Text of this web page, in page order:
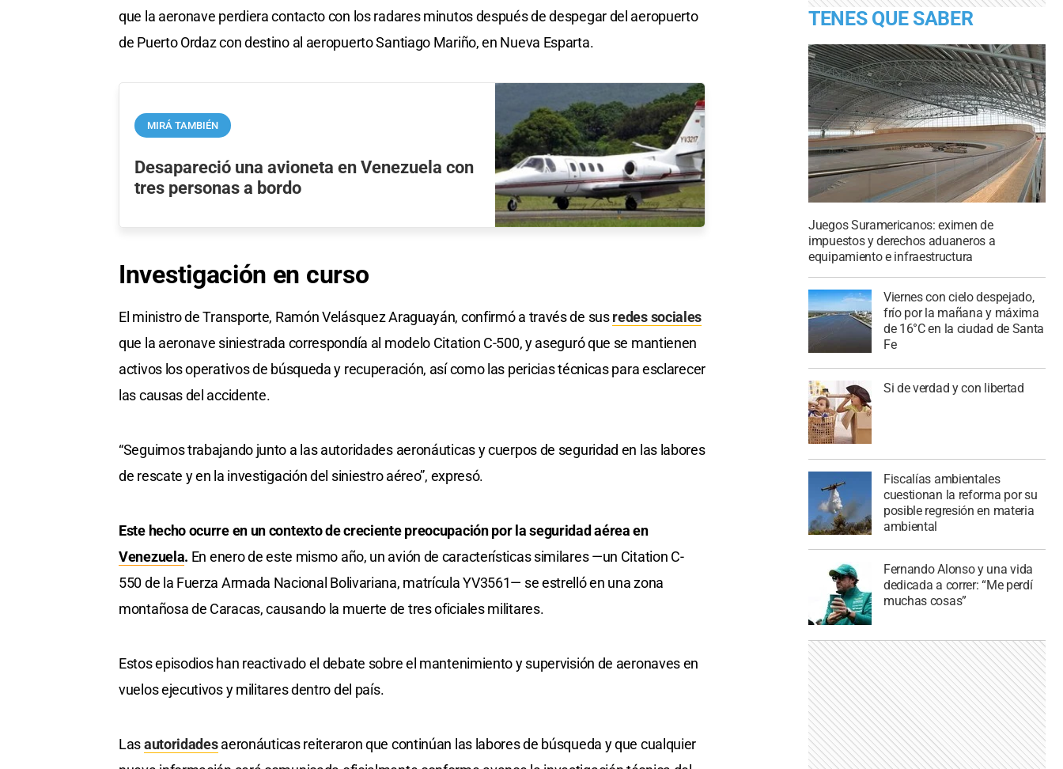
que la aeronave perdiera contacto con los radares minutos después de despegar del aeropuerto
de Puerto Ordaz con destino al aeropuerto Santiago Mariño, en Nueva Esparta.
MIRÁ TAMBIÉN
Desapareció una avioneta en Venezuela con
tres personas a bordo
Investigación en curso
El ministro de Transporte, Ramón Velásquez Araguayán, confirmó a través de susredes sociales
que la aeronave siniestrada correspondía al modelo Citation C-500, y aseguró que se mantienen
activos los operativos de búsqueda y recuperación, así como las pericias técnicas para esclarecer
las causas del accidente.
“Seguimos trabajando junto a las autoridades aeronáuticas y cuerpos de seguridad en las labores
de rescate y en la investigación del siniestro aéreo”, expresó.
Este hecho ocurre en un contexto de creciente preocupación por la seguridad aérea en
Venezuela. En enero de este mismo año, un avión de características similares —un Citation C-
550 de la Fuerza Armada Nacional Bolivariana, matrícula YV3561— se estrelló en una zona
montañosa de Caracas, causando la muerte de tres oficiales militares.
Estos episodios han reactivado el debate sobre el mantenimiento y supervisión de aeronaves en
vuelos ejecutivos y militares dentro del país.
Lasautoridadesaeronáuticas reiteraron que continúan las labores de búsqueda y que cualquier
TENES QUE SABER
Juegos Suramericanos: eximen de
impuestos y derechos aduaneros a
equipamiento e infraestructura
Viernes con cielo despejado,
frío por la mañana y máxima
de 16°C en la ciudad de Santa
Fe
Si de verdad y con libertad
Fiscalías ambientales
cuestionan la reforma por su
posible regresión en materia
ambiental
Fernando Alonso y una vida
dedicada a correr: “Me perdí
muchas cosas”